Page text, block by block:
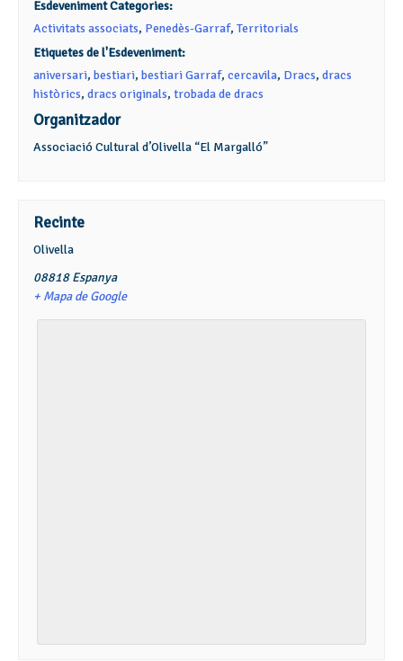
Esdeveniment Categories:
Activitats associats, Penedès-Garraf,Territorials
Etiquetes de l'Esdeveniment:
aniversari,bestiari,bestiari Garraf,cercavila, Dracs,dracs
històrics,dracs originals,trobada de dracs
Organitzador
Associació Cultural d’Olivella “El Margalló”
Recinte
Olivella
08818Espanya
+ Mapa de Google